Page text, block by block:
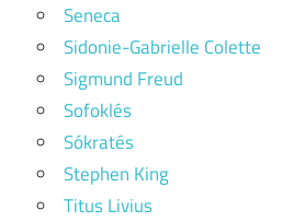
Seneca
Sidonie-Gabrielle Colette
Sigmund Freud
Sofoklés
Sókratés
Stephen King
Titus Livius